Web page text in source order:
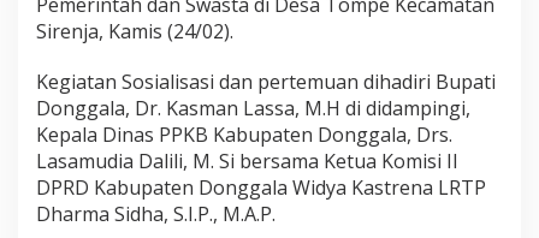
Sirenja, Kamis (24/02).
Kegiatan Sosialisasi dan pertemuan dihadiri Bupati
Donggala, Dr. Kasman Lassa, M.H di didampingi,
Kepala Dinas PPKB Kabupaten Donggala, Drs.
Lasamudia Dalili, M. Si bersama Ketua Komisi II
DPRD Kabupaten Donggala Widya Kastrena LRTP
Dharma Sidha, S.I.P., M.A.P.